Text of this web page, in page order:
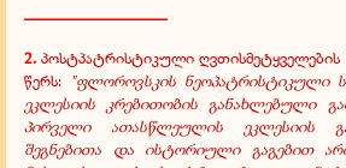
2.პოსტპატრისტიკული ღვთისმეტყველების
წერს: "ფლოროვსკის ნეოპატრისტიკული
ეკლესიის კრებითობის განახლებული
პირველი ათასწლეულის ეკლესიის
შეგნებითა და ისტორიული გაგებით